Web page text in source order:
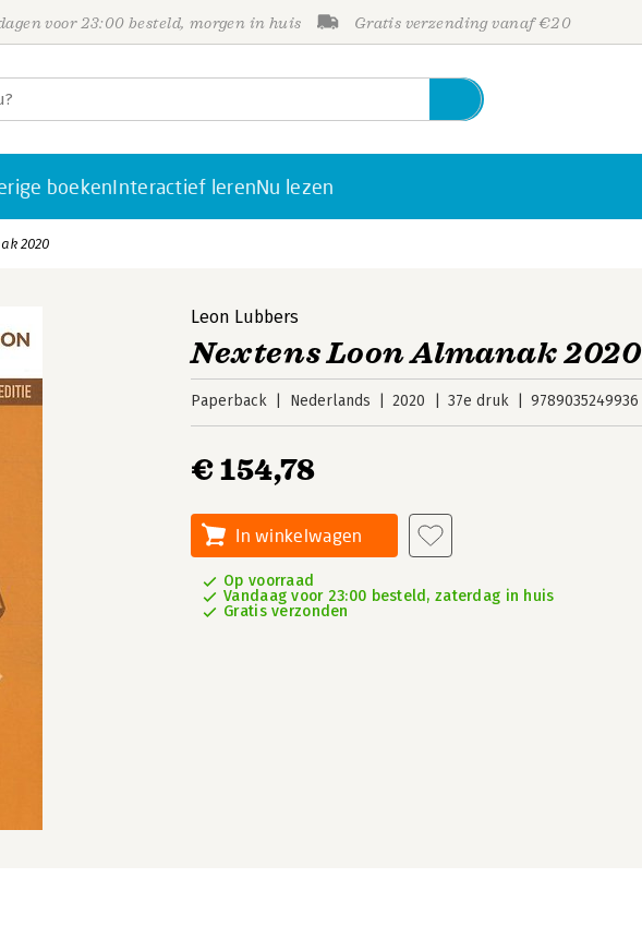
voor 23:00 besteld, morgen in huis Gratis verzending vanaf €20
boekenInteractief lerenNu lezen
2020
Leon Lubbers
Nextens Loon Almanak 2020
Paperback Nederlands 2020 37e druk 9789035249936
€ 154,78
In winkelwagen
Op voorraad
Vandaag voor 23:00 besteld, zaterdag in huis
Gratis verzonden
Personen